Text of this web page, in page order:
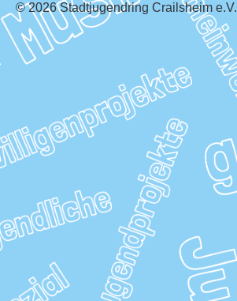
© 2026 Stadtjugendring Crailsheim e.V.